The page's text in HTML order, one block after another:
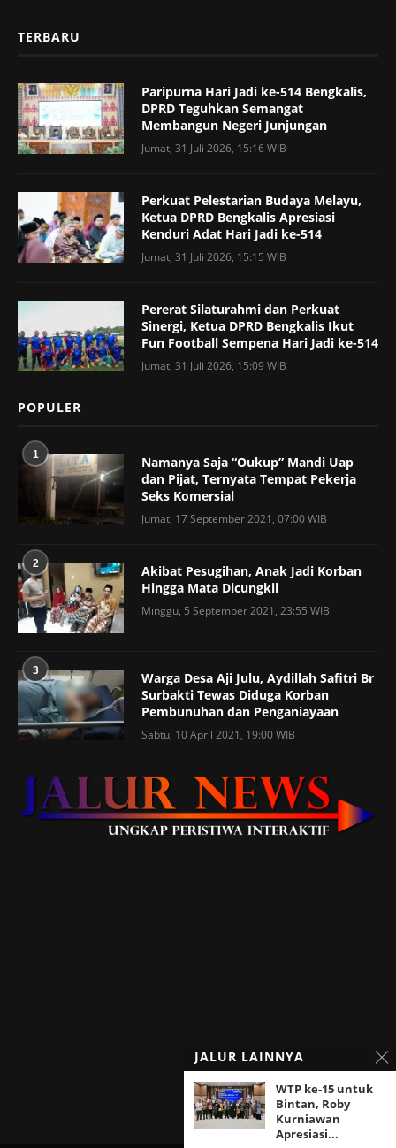
TERBARU
Paripurna Hari Jadi ke-514 Bengkalis,
DPRD Teguhkan Semangat
Membangun Negeri Junjungan
Jumat, 31 Juli 2026, 15:16 WIB
Perkuat Pelestarian Budaya Melayu,
Ketua DPRD Bengkalis Apresiasi
Kenduri Adat Hari Jadi ke-514
Jumat, 31 Juli 2026, 15:15 WIB
Pererat Silaturahmi dan Perkuat
Sinergi, Ketua DPRD Bengkalis Ikut
Fun Football Sempena Hari Jadi ke-514
Jumat, 31 Juli 2026, 15:09 WIB
POPULER
1
Namanya Saja “Oukup” Mandi Uap
dan Pijat, Ternyata Tempat Pekerja
Seks Komersial
Jumat, 17 September 2021, 07:00 WIB
2
Akibat Pesugihan, Anak Jadi Korban
Hingga Mata Dicungkil
Minggu, 5 September 2021, 23:55 WIB
3
Warga Desa Aji Julu, Aydillah Safitri Br
Surbakti Tewas Diduga Korban
Pembunuhan dan Penganiayaan
Sabtu, 10 April 2021, 19:00 WIB
JALUR LAINNYA
WTP ke-15 untuk
Bintan, Roby
Kurniawan
Apresiasi...